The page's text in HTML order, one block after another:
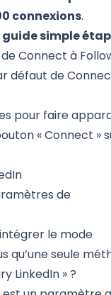
connexions.
guide simple
Connect à
défaut de
pour faire
« Connect »
de
le mode
qu’une seule
LinkedIn » ?